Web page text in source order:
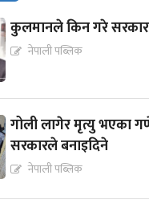
कुलमानले किन गरे
नेपाली पब्लिक
गोली लागेर मृत्यु भएका
सरकारले बनाइदिने
नेपाली पब्लिक